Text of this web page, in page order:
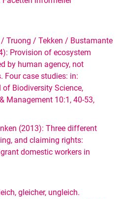
Truong / Tekken / Bustamante
Provision of ecosystem
by human agency, not
Four case studies: in:
Biodiversity Science,
Management 10:1, 40-53,
(2013): Three different
and claiming rights:
domestic workers in
gleicher, ungleich.